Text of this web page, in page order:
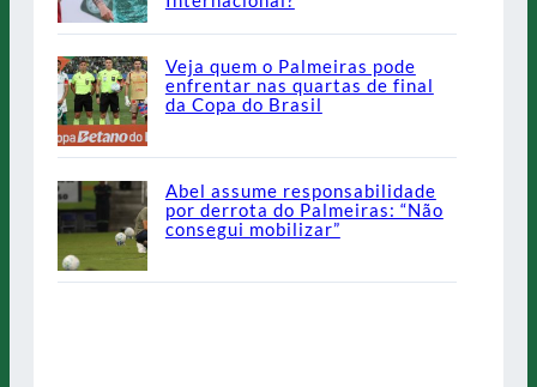
Veja quem o Palmeiras pode
enfrentar nas quartas de final
da Copa do Brasil
Abel assume responsabilidade
por derrota do Palmeiras: “Não
consegui mobilizar”